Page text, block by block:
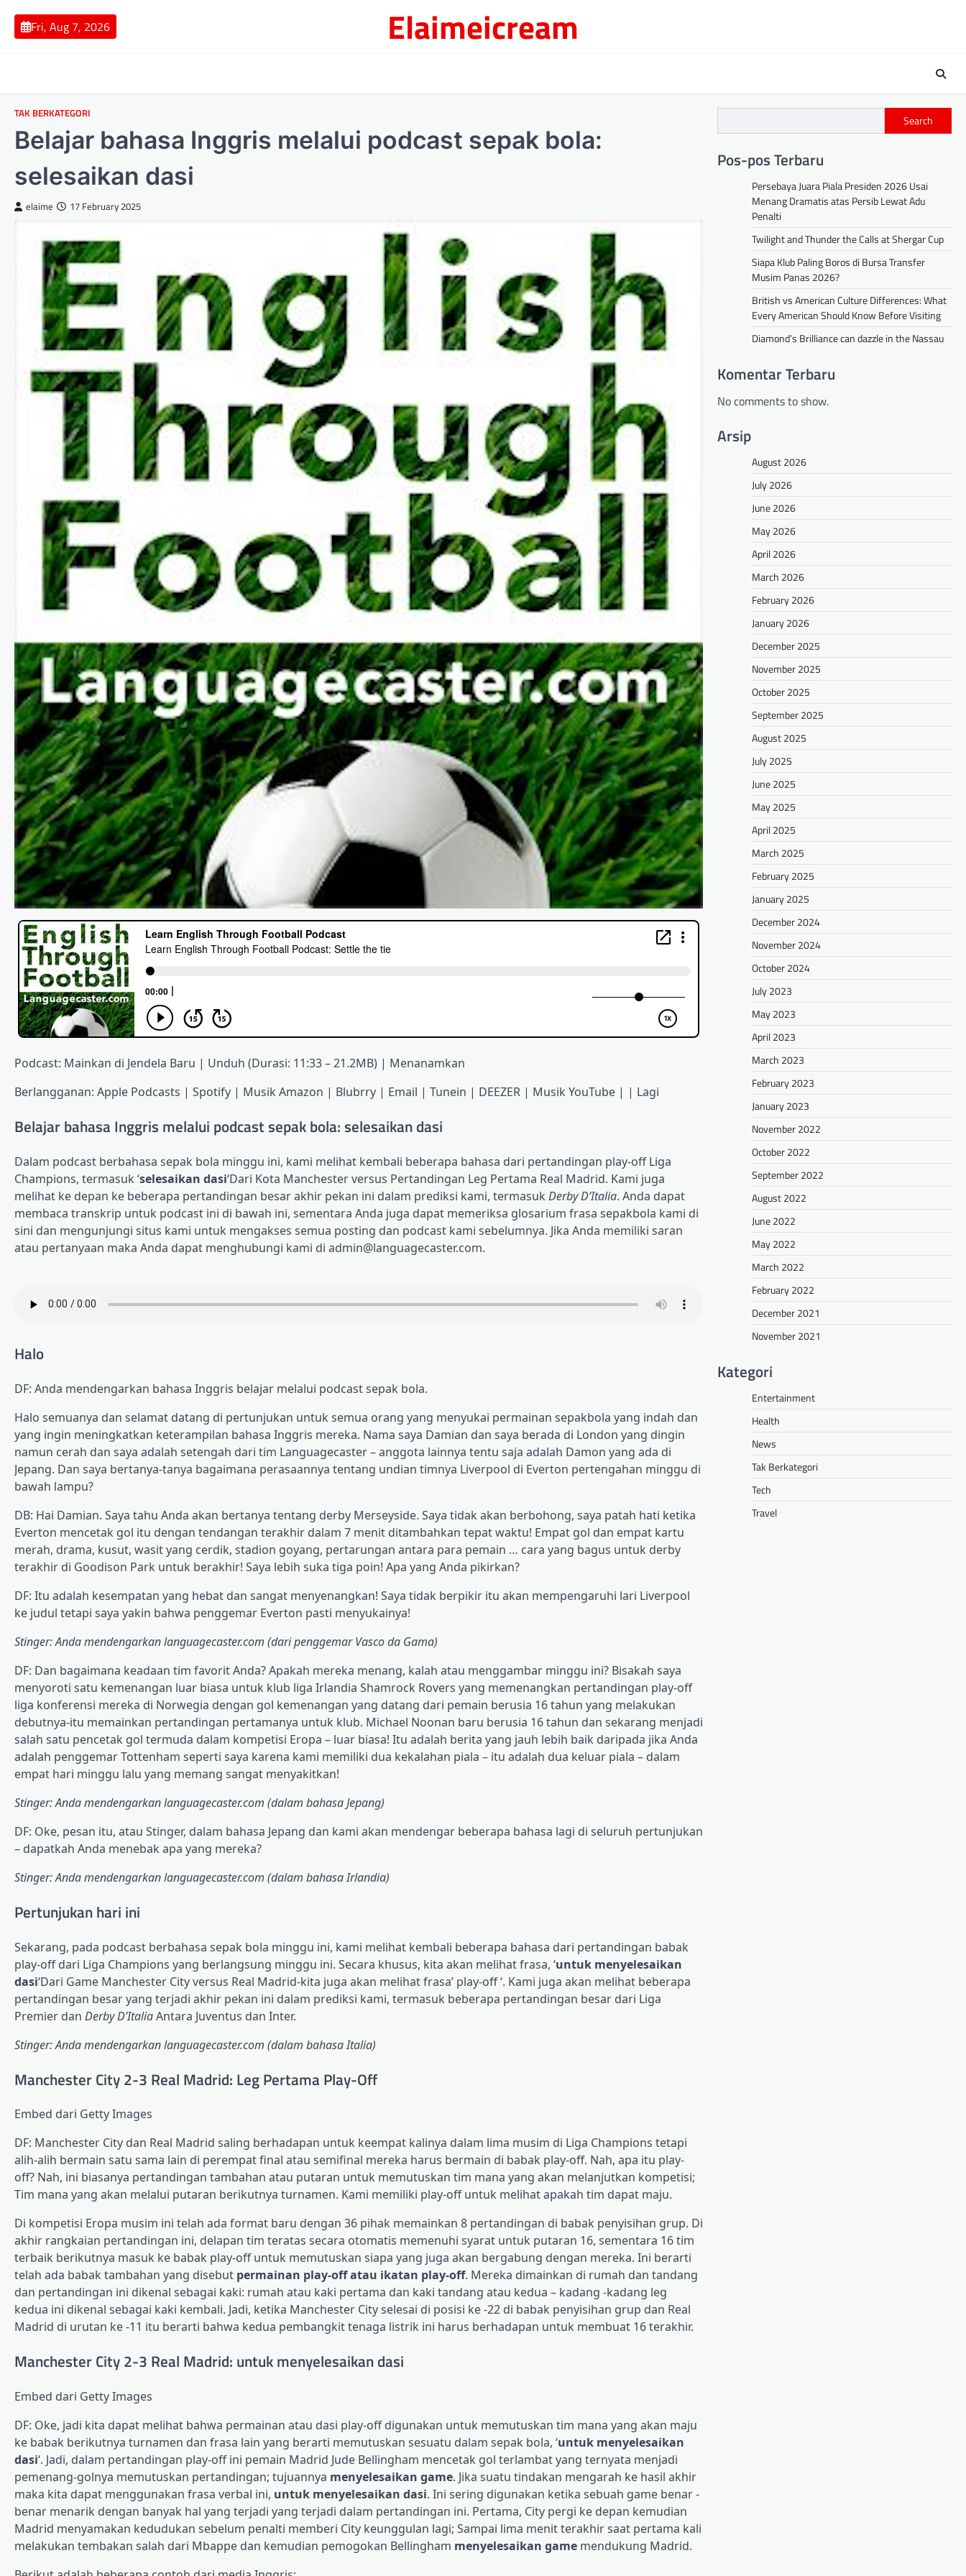
content
Fri, Aug 7, 2026 Elaimeicream
TAK BERKATEGORI
Belajar bahasa Inggris melalui podcast sepak bola:
selesaikan dasi
elaime 17 February 2025
Podcast: Mainkan di Jendela Baru | Unduh (Durasi: 11:33 – 21.2MB) | Menanamkan
Berlangganan: Apple Podcasts | Spotify | Musik Amazon | Blubrry | Email | Tunein | DEEZER | Musik YouTube | | Lagi
Belajar bahasa Inggris melalui podcast sepak bola: selesaikan dasi
Dalam podcast berbahasa sepak bola minggu ini, kami melihat kembali beberapa bahasa dari pertandingan play-off Liga
Champions, termasuk ‘selesaikan dasi‘Dari Kota Manchester versus Pertandingan Leg Pertama Real Madrid. Kami juga
melihat ke depan ke beberapa pertandingan besar akhir pekan ini dalam prediksi kami, termasuk Derby D’Italia. Anda dapat
membaca transkrip untuk podcast ini di bawah ini, sementara Anda juga dapat memeriksa glosarium frasa sepakbola kami di
sini dan mengunjungi situs kami untuk mengakses semua posting dan podcast kami sebelumnya. Jika Anda memiliki saran
atau pertanyaan maka Anda dapat menghubungi kami di admin@languagecaster.com.
Halo
DF: Anda mendengarkan bahasa Inggris belajar melalui podcast sepak bola.
Halo semuanya dan selamat datang di pertunjukan untuk semua orang yang menyukai permainan sepakbola yang indah dan
yang ingin meningkatkan keterampilan bahasa Inggris mereka. Nama saya Damian dan saya berada di London yang dingin
namun cerah dan saya adalah setengah dari tim Languagecaster – anggota lainnya tentu saja adalah Damon yang ada di
Jepang. Dan saya bertanya-tanya bagaimana perasaannya tentang undian timnya Liverpool di Everton pertengahan minggu di
bawah lampu?
DB: Hai Damian. Saya tahu Anda akan bertanya tentang derby Merseyside. Saya tidak akan berbohong, saya patah hati ketika
Everton mencetak gol itu dengan tendangan terakhir dalam 7 menit ditambahkan tepat waktu! Empat gol dan empat kartu
merah, drama, kusut, wasit yang cerdik, stadion goyang, pertarungan antara para pemain … cara yang bagus untuk derby
terakhir di Goodison Park untuk berakhir! Saya lebih suka tiga poin! Apa yang Anda pikirkan?
DF: Itu adalah kesempatan yang hebat dan sangat menyenangkan! Saya tidak berpikir itu akan mempengaruhi lari Liverpool
ke judul tetapi saya yakin bahwa penggemar Everton pasti menyukainya!
Stinger: Anda mendengarkan languagecaster.com (dari penggemar Vasco da Gama)
DF: Dan bagaimana keadaan tim favorit Anda? Apakah mereka menang, kalah atau menggambar minggu ini? Bisakah saya
menyoroti satu kemenangan luar biasa untuk klub liga Irlandia Shamrock Rovers yang memenangkan pertandingan play-off
liga konferensi mereka di Norwegia dengan gol kemenangan yang datang dari pemain berusia 16 tahun yang melakukan
debutnya-itu memainkan pertandingan pertamanya untuk klub. Michael Noonan baru berusia 16 tahun dan sekarang menjadi
salah satu pencetak gol termuda dalam kompetisi Eropa – luar biasa! Itu adalah berita yang jauh lebih baik daripada jika Anda
adalah penggemar Tottenham seperti saya karena kami memiliki dua kekalahan piala – itu adalah dua keluar piala – dalam
empat hari minggu lalu yang memang sangat menyakitkan!
Stinger: Anda mendengarkan languagecaster.com (dalam bahasa Jepang)
DF: Oke, pesan itu, atau Stinger, dalam bahasa Jepang dan kami akan mendengar beberapa bahasa lagi di seluruh pertunjukan
– dapatkah Anda menebak apa yang mereka?
Stinger: Anda mendengarkan languagecaster.com (dalam bahasa Irlandia)
Pertunjukan hari ini
Sekarang, pada podcast berbahasa sepak bola minggu ini, kami melihat kembali beberapa bahasa dari pertandingan babak
play-off dari Liga Champions yang berlangsung minggu ini. Secara khusus, kita akan melihat frasa, ‘untuk menyelesaikan
dasi‘Dari Game Manchester City versus Real Madrid-kita juga akan melihat frasa’ play-off ‘. Kami juga akan melihat beberapa
pertandingan besar yang terjadi akhir pekan ini dalam prediksi kami, termasuk beberapa pertandingan besar dari Liga
Premier dan Derby D’ItaliaAntara Juventus dan Inter.
Stinger: Anda mendengarkan languagecaster.com (dalam bahasa Italia)
Manchester City 2-3 Real Madrid: Leg Pertama Play-Off
Embed dari Getty Images
DF: Manchester City dan Real Madrid saling berhadapan untuk keempat kalinya dalam lima musim di Liga Champions tetapi
alih-alih bermain satu sama lain di perempat final atau semifinal mereka harus bermain di babak play-off. Nah, apa itu play-
off? Nah, ini biasanya pertandingan tambahan atau putaran untuk memutuskan tim mana yang akan melanjutkan kompetisi;
Tim mana yang akan melalui putaran berikutnya turnamen. Kami memiliki play-off untuk melihat apakah tim dapat maju.
Di kompetisi Eropa musim ini telah ada format baru dengan 36 pihak memainkan 8 pertandingan di babak penyisihan grup. Di
akhir rangkaian pertandingan ini, delapan tim teratas secara otomatis memenuhi syarat untuk putaran 16, sementara 16 tim
terbaik berikutnya masuk ke babak play-off untuk memutuskan siapa yang juga akan bergabung dengan mereka. Ini berarti
telah ada babak tambahan yang disebut permainan play-off atau ikatan play-off. Mereka dimainkan di rumah dan tandang
dan pertandingan ini dikenal sebagai kaki: rumah atau kaki pertama dan kaki tandang atau kedua – kadang -kadang leg
kedua ini dikenal sebagai kaki kembali. Jadi, ketika Manchester City selesai di posisi ke -22 di babak penyisihan grup dan Real
Madrid di urutan ke -11 itu berarti bahwa kedua pembangkit tenaga listrik ini harus berhadapan untuk membuat 16 terakhir.
Manchester City 2-3 Real Madrid: untuk menyelesaikan dasi
Embed dari Getty Images
DF: Oke, jadi kita dapat melihat bahwa permainan atau dasi play-off digunakan untuk memutuskan tim mana yang akan maju
ke babak berikutnya turnamen dan frasa lain yang berarti memutuskan sesuatu dalam sepak bola, ‘untuk menyelesaikan
dasi‘. Jadi, dalam pertandingan play-off ini pemain Madrid Jude Bellingham mencetak gol terlambat yang ternyata menjadi
pemenang-golnya memutuskan pertandingan; tujuannya menyelesaikan game. Jika suatu tindakan mengarah ke hasil akhir
maka kita dapat menggunakan frasa verbal ini, untuk menyelesaikan dasi. Ini sering digunakan ketika sebuah game benar -
benar menarik dengan banyak hal yang terjadi yang terjadi dalam pertandingan ini. Pertama, City pergi ke depan kemudian
Madrid menyamakan kedudukan sebelum penalti memberi City keunggulan lagi; Sampai lima menit terakhir saat pertama kali
melakukan tembakan salah dari Mbappe dan kemudian pemogokan Bellingham menyelesaikan game mendukung Madrid.
Search
Pos-pos Terbaru
Persebaya Juara Piala Presiden 2026 Usai
Menang Dramatis atas Persib Lewat Adu
Penalti
Twilight and Thunder the Calls at Shergar Cup
Siapa Klub Paling Boros di Bursa Transfer
Musim Panas 2026?
British vs American Culture Differences: What
Every American Should Know Before Visiting
Diamond’s Brilliance can dazzle in the Nassau
Komentar Terbaru
No comments to show.
Arsip
August 2026
July 2026
June 2026
May 2026
April 2026
March 2026
February 2026
January 2026
December 2025
November 2025
October 2025
September 2025
August 2025
July 2025
June 2025
May 2025
April 2025
March 2025
February 2025
January 2025
December 2024
November 2024
October 2024
July 2023
May 2023
April 2023
March 2023
February 2023
January 2023
November 2022
October 2022
September 2022
August 2022
June 2022
May 2022
March 2022
February 2022
December 2021
November 2021
Kategori
Entertainment
Health
News
Tak Berkategori
Tech
Travel